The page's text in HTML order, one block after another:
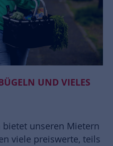
UND VIELES
bietet unseren Mietern
viele preiswerte, teils